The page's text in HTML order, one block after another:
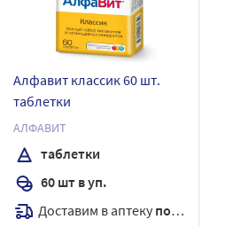
Алфавит классик 60 шт.
таблетки
АЛФАВИТ
таблетки
60 шт в уп.
Доставим в аптеку послезавтра